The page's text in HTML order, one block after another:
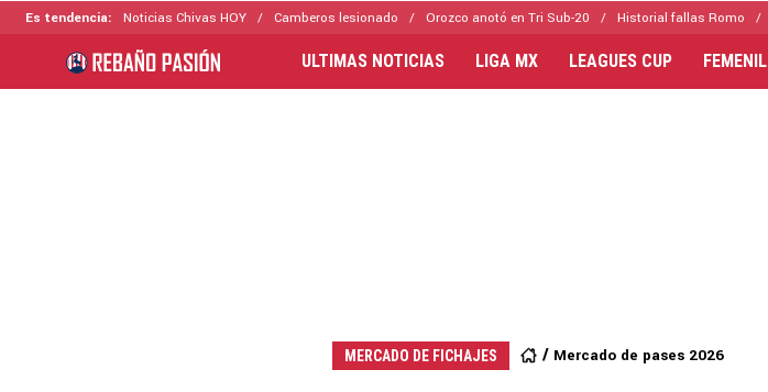
Es tendencia: Noticias Chivas HOY Camberos lesionado Orozco anotó en Tri Sub-20 Historial fallas Romo
ULTIMAS NOTICIAS LIGA MX LEAGUES CUP FEMENIL
MERCADO DE FICHAJES Mercado de pases 2026